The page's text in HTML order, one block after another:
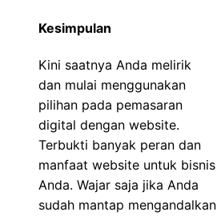
Kesimpulan
Kini saatnya Anda melirik
dan mulai menggunakan
pilihan pada pemasaran
digital dengan website.
Terbukti banyak peran dan
manfaat website untuk bisnis
Anda. Wajar saja jika Anda
sudah mantap mengandalkan